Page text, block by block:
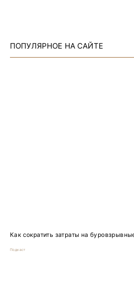
ПОПУЛЯРНОЕ НА САЙТЕ
Как сократить затраты на
Подкаст